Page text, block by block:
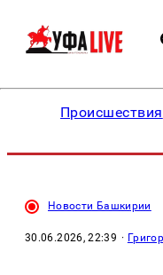
Происшествия
Новости Башкирии
30.06.2026, 22:39 ·